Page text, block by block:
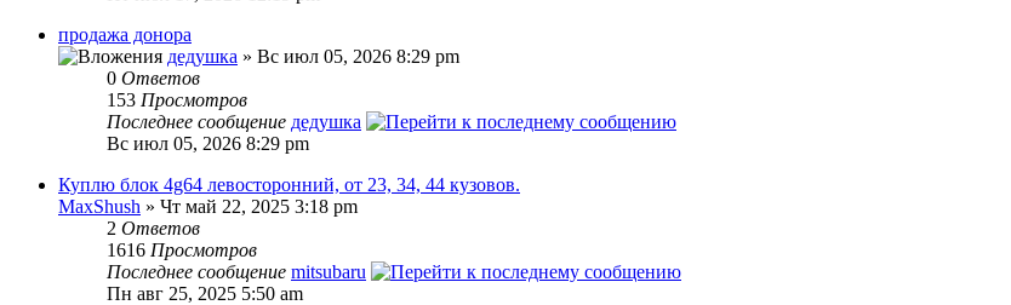
продажа донора
дедушка » Вс июл 05, 2026 8:29 pm
0 Ответов
153 Просмотров
Последнее сообщение дедушка
Вс июл 05, 2026 8:29 pm
Куплю блок 4g64 левосторонний, от 23, 34, 44 кузовов.
MaxShush » Чт май 22, 2025 3:18 pm
2 Ответов
1616 Просмотров
Последнее сообщение mitsubaru
Пн авг 25, 2025 5:50 am